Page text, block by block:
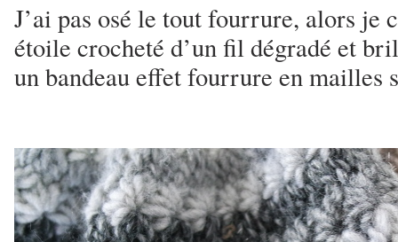
J’ai pas osé le tout fourrure, alors je
étoile crocheté d’un fil dégradé et
un bandeau effet fourrure en mailles